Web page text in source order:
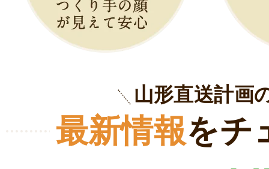
山形直送計画
最新情報をチ